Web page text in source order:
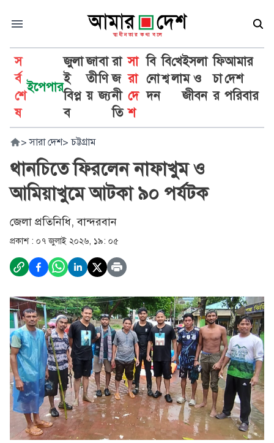
স
র্ব
শে
ষ
ইপেপার
জুলা
ই
বিপ্ল
ব
জা
তী
য়
বা
ণি
জ্য
রা
জ
নী
তি
সা
রা
দে
শ
বি
নো
দন
বি
শ্ব
খে
লা
ইসলা
ম ও
জীবন
ফি
চা
র
আমার
দেশ
পরিবার
> সারা দেশ> চট্টগ্রাম
থানচিতে ফিরলেন নাফাখুম ও
আমিয়াখুমে আটকা ৯০ পর্যটক
জেলা প্রতিনিধি, বান্দরবান
প্রকাশ : ০৭ জুলাই ২০২৬, ১৯: ০৫